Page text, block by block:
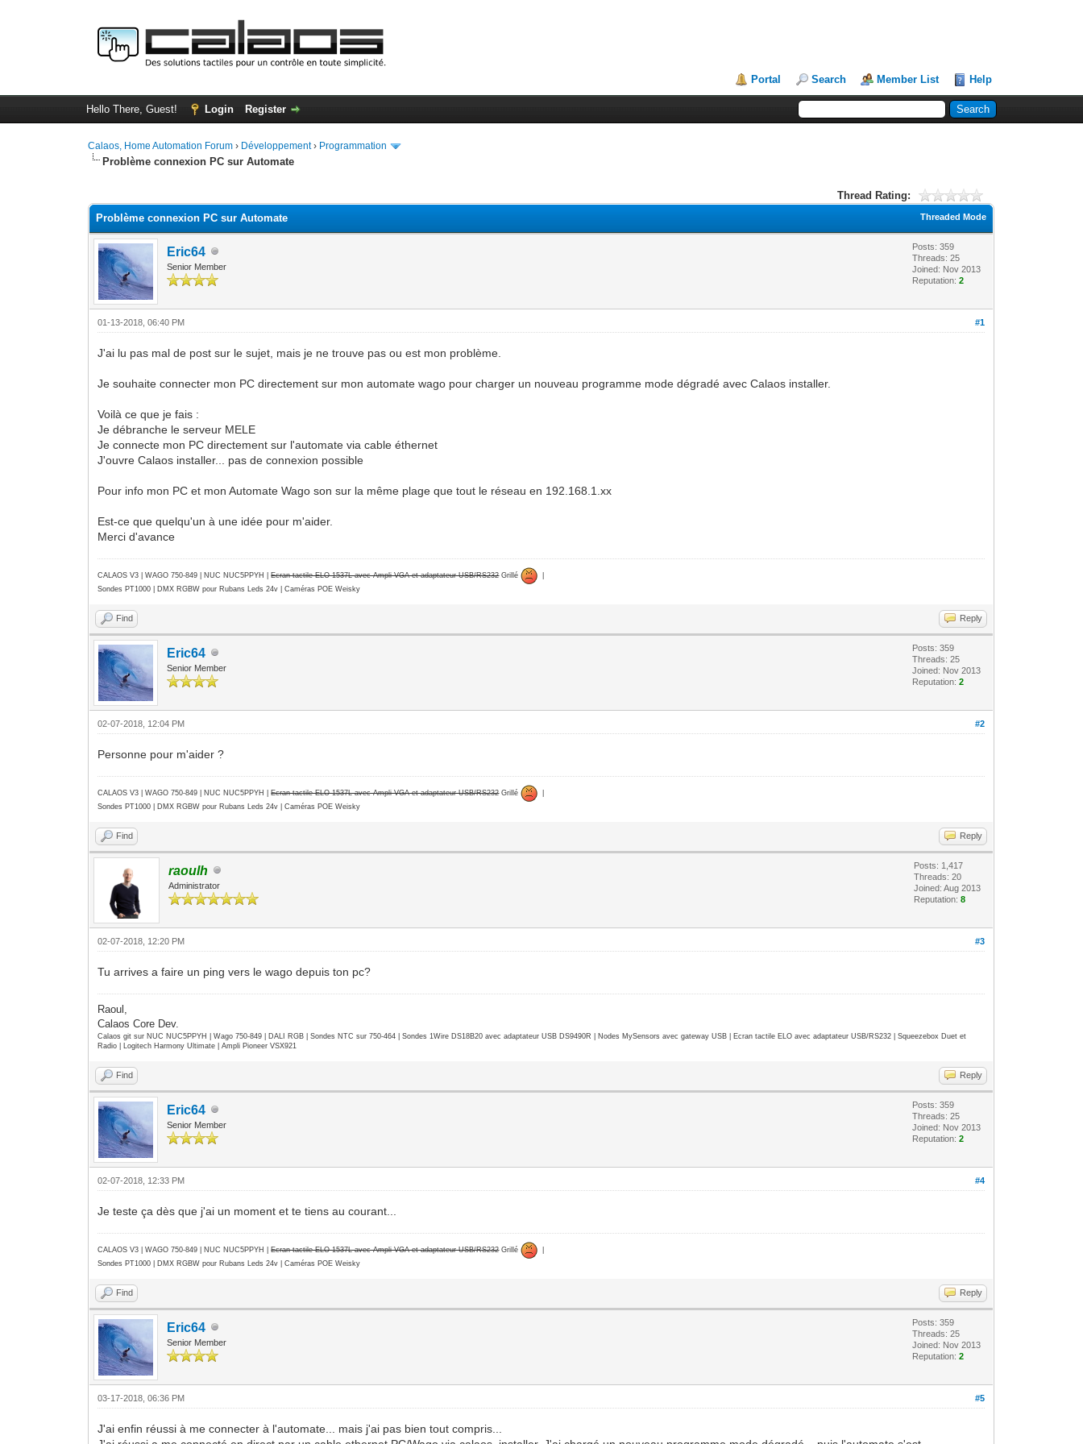
Portal Search Member List Help
Hello There, Guest! Login Register
Calaos, Home Automation Forum › Développement› Programmation
Problème connexion PC sur Automate
Thread Rating:
Threaded Mode
Problème connexion PC sur Automate
Eric64
Senior Member
Posts: 359
Threads: 25
Joined: Nov 2013
Reputation:2
#1
01-13-2018, 06:40 PM
J'ai lu pas mal de post sur le sujet, mais je ne trouve pas ou est mon problème.
Je souhaite connecter mon PC directement sur mon automate wago pour charger un nouveau programme mode dégradé avec Calaos installer.
Voilà ce que je fais :
Je débranche le serveur MELE
Je connecte mon PC directement sur l'automate via cable éthernet
J'ouvre Calaos installer... pas de connexion possible
Pour info mon PC et mon Automate Wago son sur la même plage que tout le réseau en 192.168.1.xx
Est-ce que quelqu'un à une idée pour m'aider.
Merci d'avance
CALAOS V3 | WAGO 750-849 | NUC NUC5PPYH |Ecran tactile ELO 1537L avec Ampli VGA et adaptateur USB/RS232Grillé
Sondes PT1000 | DMX RGBW pour Rubans Leds 24v | Caméras POE Weisky
Find Reply
Eric64
Senior Member
Posts: 359
Threads: 25
Joined: Nov 2013
Reputation:2
#2
02-07-2018, 12:04 PM
Personne pour m'aider ?
CALAOS V3 | WAGO 750-849 | NUC NUC5PPYH |Ecran tactile ELO 1537L avec Ampli VGA et adaptateur USB/RS232Grillé
Sondes PT1000 | DMX RGBW pour Rubans Leds 24v | Caméras POE Weisky
Find Reply
raoulh
Administrator
Posts: 1,417
Threads: 20
Joined: Aug 2013
Reputation:8
#3
02-07-2018, 12:20 PM
Tu arrives a faire un ping vers le wago depuis ton pc?
Raoul,
Calaos Core Dev.
Calaos git sur NUC NUC5PPYH | Wago 750-849 | DALI RGB | Sondes NTC sur 750-464 | Sondes 1Wire DS18B20 avec adaptateur USB DS9490R | Nodes MySensors avec gateway USB | Ecran tactile ELO avec adaptateur USB/RS232 | Squeezebox Duet et
Radio | Logitech Harmony Ultimate | Ampli Pioneer VSX921
Find Reply
Eric64
Senior Member
Posts: 359
Threads: 25
Joined: Nov 2013
Reputation:2
#4
02-07-2018, 12:33 PM
Je teste ça dès que j'ai un moment et te tiens au courant...
CALAOS V3 | WAGO 750-849 | NUC NUC5PPYH |Ecran tactile ELO 1537L avec Ampli VGA et adaptateur USB/RS232Grillé
Sondes PT1000 | DMX RGBW pour Rubans Leds 24v | Caméras POE Weisky
Find Reply
Eric64
Senior Member
Posts: 359
Threads: 25
Joined: Nov 2013
Reputation:2
#5
03-17-2018, 06:36 PM
J'ai enfin réussi à me connecter à l'automate... mais j'ai pas bien tout compris...